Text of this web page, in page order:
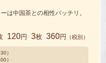
は中国茶との相性バッチリ。
120円 3枚 360円 （税別）
）
）